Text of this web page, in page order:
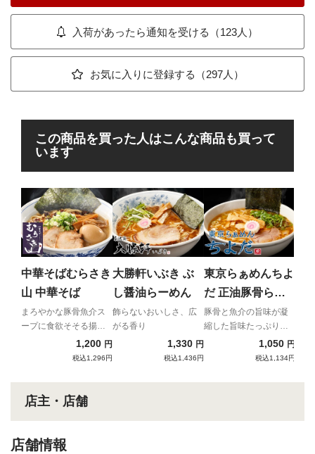
入荷があったら通知を受ける（123人）
お気に入りに登録する（297人）
この商品を買った人はこんな商品も買って
います
中華そばむらさき
山 中華そば
まろやかな豚骨魚介ス
ープに食欲そそる揚げ
1,200 円
税込1,296円
大勝軒いぶき ぶ
し醤油らーめん
飾らないおいしさ、広
がる香り
1,330 円
税込1,436円
東京らぁめんちよ
だ 正油豚骨らぁ
めん
豚骨と魚介の旨味が凝
縮した旨味たっぷり正
油豚骨らぁめん1,050 円
税込1,134円
店主・店舗
店舗情報